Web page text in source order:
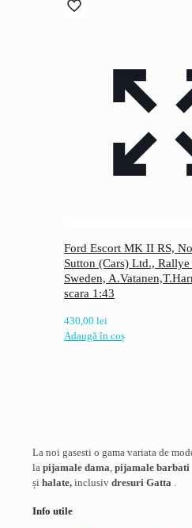
Ford Escort MK II RS,
Sutton (Cars) Ltd.,
Sweden,
scara 1:43
430,00 lei
Adaugă în coș
La noi gasesti o gama variata de
la pijamale dama pijamale barbati
și halate, inclusiv dresuri Gatta
Info utile